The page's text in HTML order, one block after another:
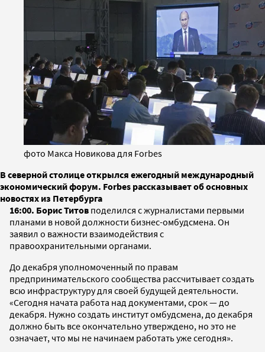
фото Макса Новикова для Forbes
В северной столице открылся ежегодный международный
экономический форум. Forbes рассказывает об основных
новостях из Петербурга
16:00. Борис Титов поделился с журналистами первыми
планами в новой должности бизнес-омбудсмена. Он
заявил о важности взаимодействия с
правоохранительными органами.
До декабря уполномоченный по правам
предпринимательского сообщества рассчитывает создать
всю инфраструктуру для своей будущей деятельности.
«Сегодня начата работа над документами, срок — до
декабря. Нужно создать институт омбудсмена, до декабря
должно быть все окончательно утверждено, но это не
означает, что мы не начинаем работать уже сегодня».